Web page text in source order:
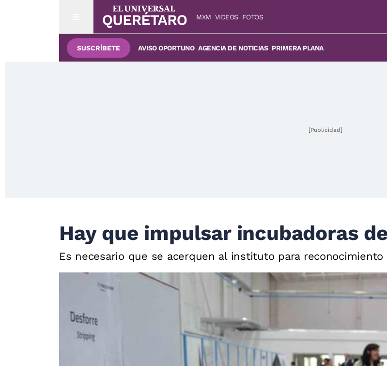
MXM VIDEOS FOTOS
SUSCRÍBETE AVISO OPORTUNO AGENCIA DE NOTICIAS PRIMERA PLANA
[Publicidad]
Hay que impulsar incubadoras
Es necesario que se acerquen al instituto para reconocimiento